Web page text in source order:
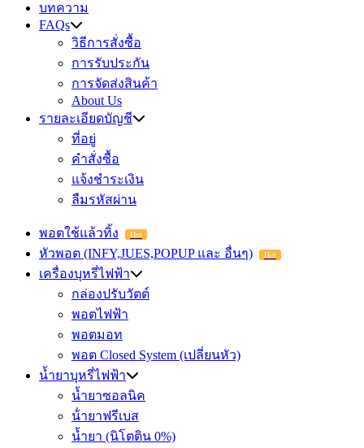
บทความ
FAQs
วิธีการสั่งซื้อ
การรับประกัน
การจัดส่งสินค้า
About Us
รายละเอียดบัญชี
ที่อยู่
คำสั่งซื้อ
แจ้งชำระเงิน
ลืมรหัสผ่าน
พอตใช้แล้วทิ้ง Hot
หัวพอต (INFY,JUES,POPUP และ อื่นๆ) Hot
เครื่องบุหรี่ไฟฟ้า
กล่องปรับวัตต์
พอตไฟฟ้า
พอตมอท
พอต Closed System (เปลี่ยนหัว)
น้ำยาบุหรี่ไฟฟ้า
น้ำยาซอลนิค
น้ํายาฟรีเบส
น้ำยา (นิโตติน 0%)